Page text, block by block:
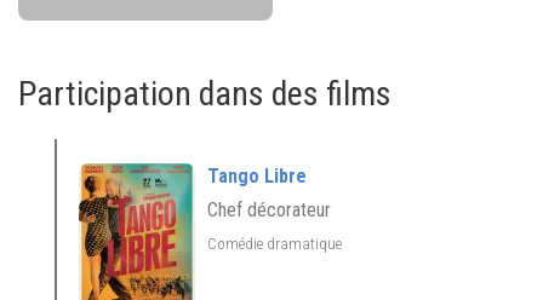
Participation dans des films
Tango Libre
Chef décorateur
Comédie dramatique